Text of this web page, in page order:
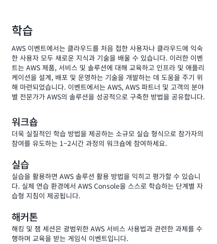
학습
AWS 이벤트에서는 클라우드를 처음 접한 사용자나 클라우드에 익숙
한 사용자 모두 새로운 지식과 기술을 배울 수 있습니다. 이러한 이벤
트는 AWS 제품, 서비스 및 솔루션에 대해 교육하고 인프라 및 애플리
케이션을 설계, 배포 및 운영하는 기술을 개발하는 데 도움을 주기 위
해 마련되었습니다. 이벤트에서는 AWS, AWS 파트너 및 고객의 분야
별 전문가가 AWS의 솔루션을 성공적으로 구축한 방법을 공유합니다.
워크숍
더욱 실질적인 학습 방법을 제공하는 소규모 실습 형식으로 참가자의
참여를 유도하는 1~2시간 과정의 워크숍에 참여하세요.
실습
실습을 활용하면 AWS 솔루션 활용 방법을 익히고 평가할 수 있습니
다. 실제 연습 환경에서 AWS Console을 스스로 학습하는 단계별 자
습형 지침이 제공됩니다.
해커톤
해킹 및 잼 세션은 광범위한 AWS 서비스 사용법과 관련한 과제를 수
행하며 교육을 받는 게임식 이벤트입니다.